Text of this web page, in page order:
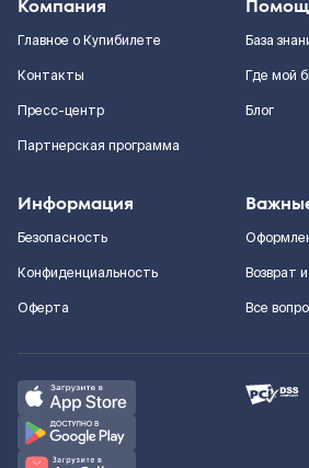
Компания
Главное о Купибилете
Контакты
Пресс-центр
Партнерская программа
База
Где мой
Блог
Информация
Безопасность
Конфиденциальность
Оферта
Возврат
Все